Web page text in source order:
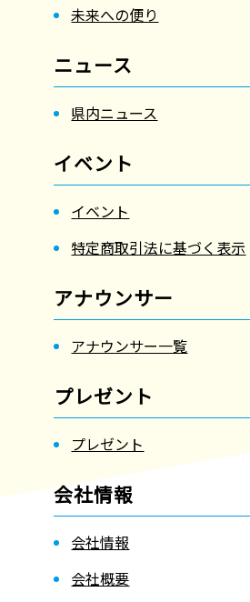
未来への便り
ニュース
県内ニュース
イベント
イベント
特定商取引法に基づく表示
アナウンサー
アナウンサー一覧
プレゼント
プレゼント
会社情報
会社情報
会社概要